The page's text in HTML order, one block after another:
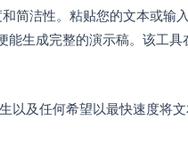
简洁性。粘贴您的文本或输
能生成完整的演示稿。该工具
以及任何希望以最快速度将